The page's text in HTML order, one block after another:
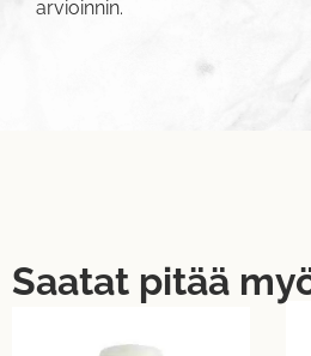
arvioinnin.
Saatat pitää